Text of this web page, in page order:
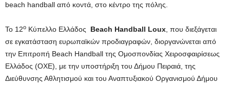
beach handball από κοντά, στο κέντρο της πόλης.
Το 12ο Κύπελλο Ελλάδος Beach Handball Loux, που διεξάγεται
σε εγκατάσταση ευρωπαϊκών προδιαγραφών, διοργανώνεται από
την Επιτροπή Beach Handball της Ομοσπονδίας Χειροσφαιρίσεως
Ελλάδος (ΟΧΕ), με την υποστήριξη του Δήμου Πειραιά, της
Διεύθυνσης Αθλητισμού και του Αναπτυξιακού Οργανισμού Δήμου